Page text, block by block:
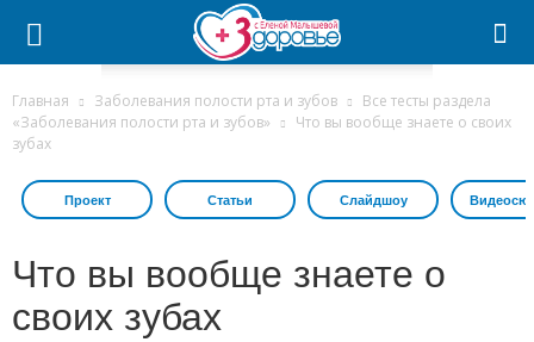
Главная Заболевания полости рта и зубов
Все тесты раздела
«Заболевания полости рта и зубов»
Что вы вообще знаете о своих
зубах
Проект Статьи Слайдшоу
Что вы вообще знаете о
своих зубах